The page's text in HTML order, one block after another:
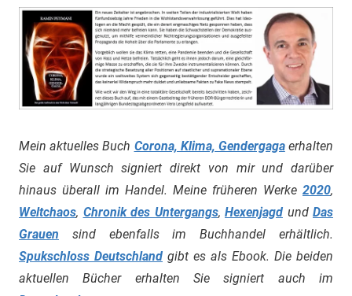
Mein aktuelles Buch Corona, Klima, Gendergagaerhalten
Sie auf Wunsch signiert direkt von mir und darüber
hinaus überall im Handel. Meine früheren Werke 2020,
Weltchaos, Chronik des Untergangs, Hexenjagd und Das
Grauen sind ebenfalls im Buchhandel erhältlich.
Spukschloss Deutschland gibt es als Ebook. Die beiden
aktuellen Bücher erhalten Sie signiert auch im